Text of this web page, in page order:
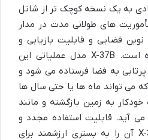
به یک نسخه کوچک تر از شاتل
های طولانی مدت در مدار
فضایی و قابلیت بازیابی و
استفاده مجدد طراحی شده است. X-37B مدل عملیاتی این
به فضا فرستاده می شود و
می تواند ماه ها یا حتی سال ها
به زمین بازگشته و مانند
می آید. قابلیت استفاده مجدد و
انعطاف پذیری عملیاتی X-37 آن را به بستری ارزشمند برای